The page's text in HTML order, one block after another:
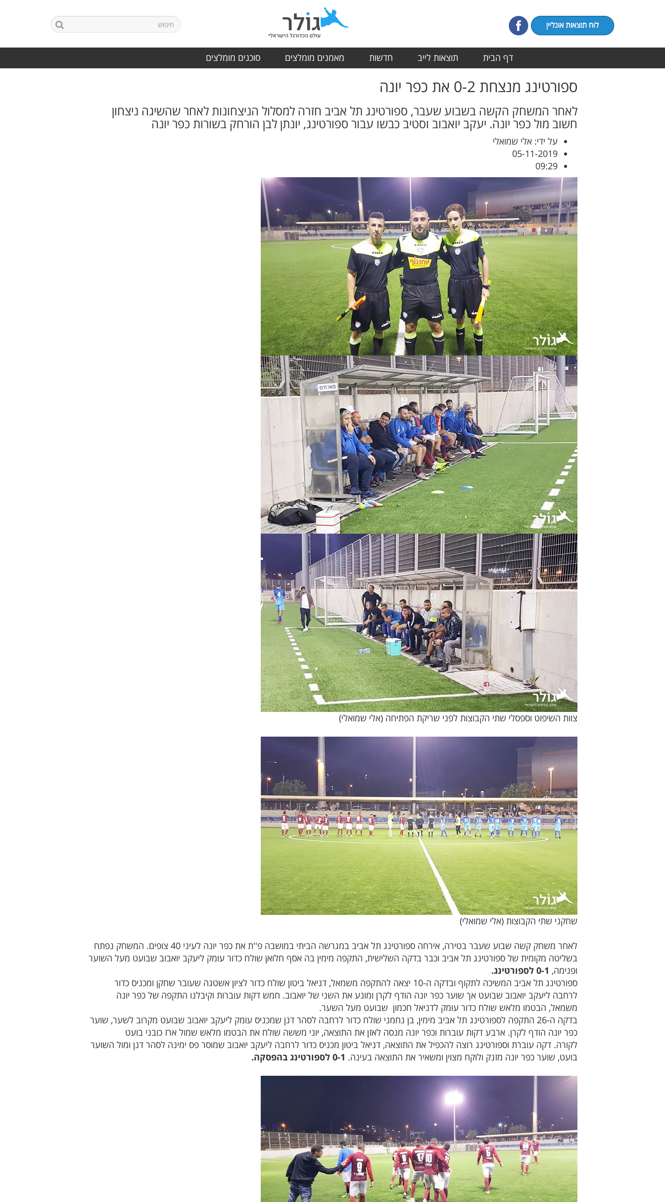
דף הבית תוצאות לייב חדשות מאמנים מומלצים סוכנים מומלצים
ספורטינג מנצחת 0-2 את כפר יונה
לאחר המשחק הקשה בשבוע שעבר, ספורטינג תל אביב חזרה למסלול הניצחונות לאחר שהשיגה ניצחון
חשוב מול כפר יונה. יעקב יואבוב וסטיב כבשו עבור ספורטינג, יונתן לבן הורחק בשורות כפר יונה
על ידי: אלי שמואלי
05-11-2019
09:29
צוות השיפוט וספסלי שתי הקבוצות לפני שריקת הפתיחה (אלי שמואלי)
שחקני שתי הקבוצות (אלי שמואלי)
לאחר משחק קשה שבוע שעבר בטירה, אירחה ספורטינג תל אביב במגרשה הביתי במושבה פ''ת את כפר יונה לעיני 40 צופים. המשחק נפתח
בשליטה מקומית של ספורטינג תל אביב וכבר בדקה השלישית, התקפה מימין בה אסף חלואן שולח כדור עומק ליעקב יואבוב שבועט מעל השוער
ופנימה, 0-1 לספורטינג.
ספורטינג תל אביב המשיכה לתקוף ובדקה ה-10 יצאה להתקפה משמאל, דניאל ביטון שולח כדור לציון אשטגה שעובר שחקן ומכניס כדור
לרחבה ליעקב יואבוב שבועט אך שוער כפר יונה הודף לקרן ומונע את השני של יואבוב. חמש דקות עוברות וקיבלנו התקפה של כפר יונה
משמאל, הבטמו מלאש שולח כדור עומק לדניאל חכמון שבועט מעל השער.
בדקה ה-26 התקפה לספורטינג תל אביב מימין, בן נחמני שולח כדור לרחבה לסהר דנן שמכניס עומק ליעקב יואבוב שבועט מקרוב לשער, שוער
כפר יונה הודף לקרן. ארבע דקות עוברות וכפר יונה מנסה לאזן את התוצאה, יוני מששה שולח את הבטמו מלאש שמול ארז כובני בועט
לקורה. דקה עוברת וספורטינג רוצה להכפיל את התוצאה, דניאל ביטון מכניס כדור לרחבה ליעקב יואבוב שמוסר פס ימינה לסהר דנן ומול השוער
בועט, שוער כפר יונה מזנק ולוקח מצוין ומשאיר את התוצאה בעינה. 0-1 לספורטינג בהפסקה.